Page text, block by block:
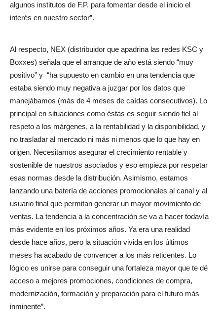
algunos institutos de F.P. para fomentar desde el inicio el
interés en nuestro sector”.
Al respecto, NEX (distribuidor que apadrina las redes KSC y
Boxxes) señala que el arranque de año está siendo “muy
positivo” y “ha supuesto en cambio en una tendencia que
estaba siendo muy negativa a juzgar por los datos que
manejábamos (más de 4 meses de caídas consecutivos). Lo
principal en situaciones como éstas es seguir siendo fiel al
respeto a los márgenes, a la rentabilidad y la disponibilidad, y
no trasladar al mercado ni más ni menos que lo que hay en
origen. Necesitamos asegurar el crecimiento rentable y
sostenible de nuestros asociados y eso empieza por respetar
esas normas desde la distribución. Asimismo, estamos
lanzando una batería de acciones promocionales al canal y al
usuario final que permitan generar un mayor movimiento de
ventas. La tendencia a la concentración se va a hacer todavía
más evidente en los próximos años. Ya era una realidad
desde hace años, pero la situación vivida en los últimos
meses ha acabado de convencer a los más reticentes. Lo
lógico es unirse para conseguir una fortaleza mayor que te dé
acceso a mejores promociones, condiciones de compra,
modernización, formación y preparación para el futuro más
inminente”.